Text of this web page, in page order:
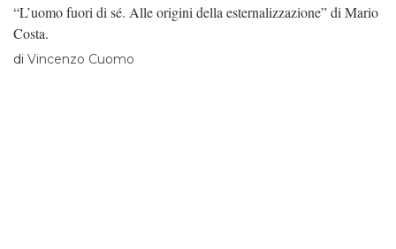
“L’uomo fuori di sé. Alle origini della esternalizzazione” di Mario
Costa.
di Vincenzo Cuomo